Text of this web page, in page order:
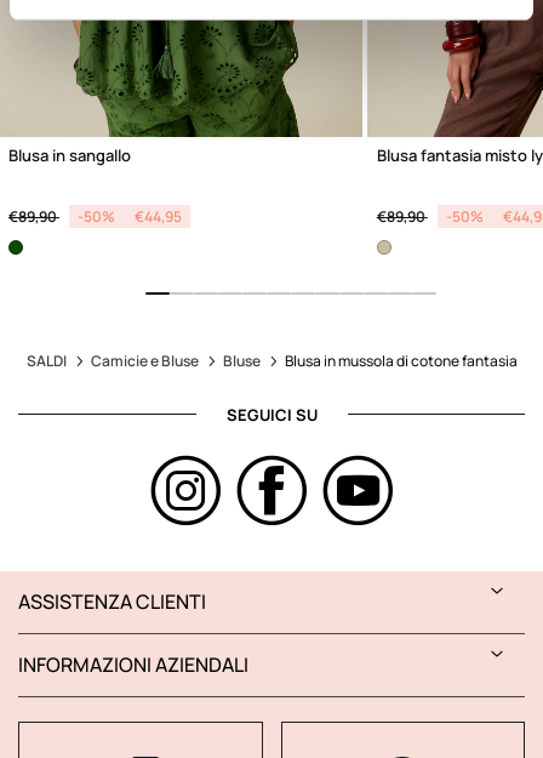
Blusa in sangallo
Price reduced from
€89,90 to -50% €44,95
Blusa fantasia misto
Price reduced from
€89,90 to -50%
SALDI Camicie e Bluse Bluse Blusa in mussola di cotone fantasia
SEGUICI SU
ASSISTENZA CLIENTI
INFORMAZIONI AZIENDALI